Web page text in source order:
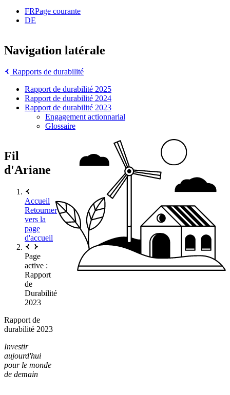
FRPage courante
DE
Navigation latérale
Rapports de durabilité
Rapport de durabilité 2025
Rapport de durabilité 2024
Rapport de durabilité 2023
Engagement actionnarial
Glossaire
Fil
d'Ariane
Accueil
Retourner
vers la
page
d'accueil
Page
active :
Rapport
de
Durabilité
2023
Rapport de
durabilité 2023
Investir
aujourd'hui
pour le monde
de demain